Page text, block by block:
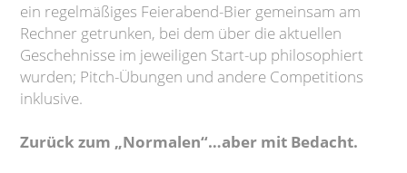
ein regelmäßiges Feierabend-Bier gemeinsam am
Rechner getrunken, bei dem über die aktuellen
Geschehnisse im jeweiligen Start-up philosophiert
wurden; Pitch-Übungen und andere Competitions
inklusive.
Zurück zum „Normalen“…aber mit Bedacht.